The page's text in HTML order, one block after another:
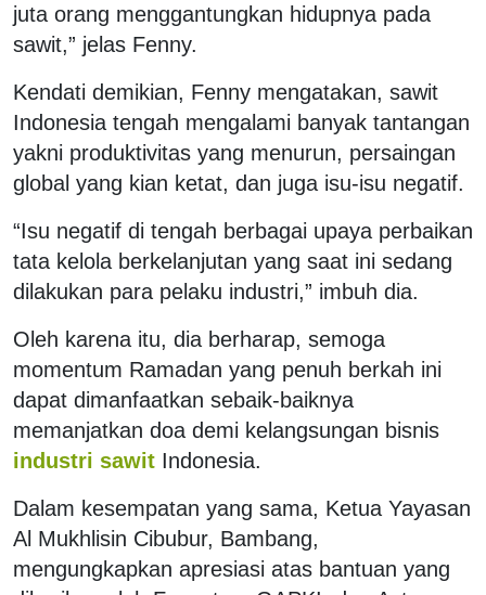
juta orang menggantungkan hidupnya pada
sawit,” jelas Fenny.
Kendati demikian, Fenny mengatakan, sawit
Indonesia tengah mengalami banyak tantangan
yakni produktivitas yang menurun, persaingan
global yang kian ketat, dan juga isu-isu negatif.
“Isu negatif di tengah berbagai upaya perbaikan
tata kelola berkelanjutan yang saat ini sedang
dilakukan para pelaku industri,” imbuh dia.
Oleh karena itu, dia berharap, semoga
momentum Ramadan yang penuh berkah ini
dapat dimanfaatkan sebaik-baiknya
memanjatkan doa demi kelangsungan bisnis
industri sawit Indonesia.
Dalam kesempatan yang sama, Ketua Yayasan
Al Mukhlisin Cibubur, Bambang,
mengungkapkan apresiasi atas bantuan yang